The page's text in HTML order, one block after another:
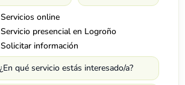
Servicios online
Servicio presencial en Logroño
Solicitar información